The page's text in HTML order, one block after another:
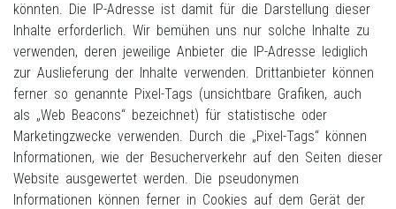
könnten. Die IP-Adresse ist damit für die Darstellung dieser
Inhalte erforderlich. Wir bemühen uns nur solche Inhalte zu
verwenden, deren jeweilige Anbieter die IP-Adresse lediglich
zur Auslieferung der Inhalte verwenden. Drittanbieter können
ferner so genannte Pixel-Tags (unsichtbare Grafiken, auch
als „Web Beacons“ bezeichnet) für statistische oder
Marketingzwecke verwenden. Durch die „Pixel-Tags“ können
Informationen, wie der Besucherverkehr auf den Seiten dieser
Website ausgewertet werden. Die pseudonymen
Informationen können ferner in Cookies auf dem Gerät der